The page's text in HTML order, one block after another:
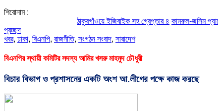
শিরোনাম :
ঠাকুরগাঁওয়ে ইজিবাইক সহ গ্রেপ্তার ৪ কামরুল-জসিম প্যানেলের
প্রচ্ছদ
খবর, ঢাকা, বিএনপি, রাজনীতি, সংগঠন সংবাদ, সারাদেশ
বিএনপির স্থায়ী কমিটির সদস্য আমির খসরু মাহমুদ চৌধুরী
বিচার বিভাগ ও প্রশাসনের একটি অংশ আ.লীগের পক্ষে কাজ করছে